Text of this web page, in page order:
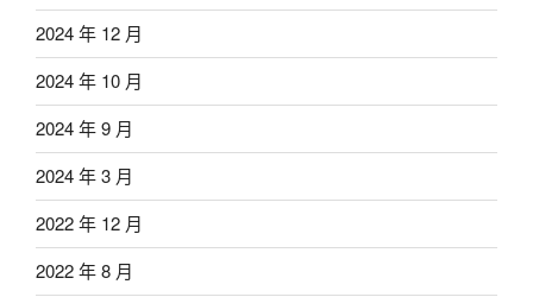
2024 年 12 月
2024 年 10 月
2024 年 9 月
2024 年 3 月
2022 年 12 月
2022 年 8 月